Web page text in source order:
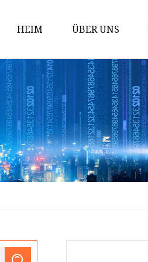
HEIM ÜBER UNS